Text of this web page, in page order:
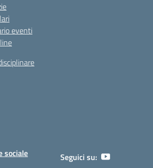
eventi
sociale Seguici su: